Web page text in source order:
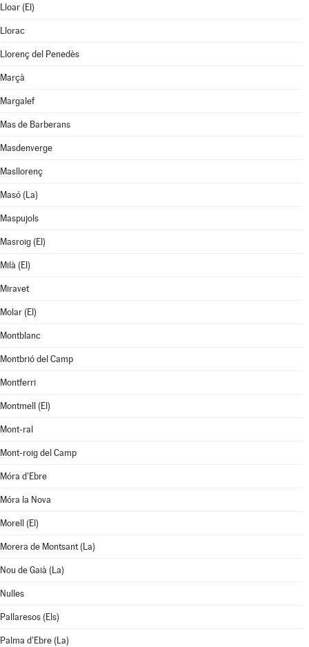
Lloar (El)
Llorac
Llorenç del Penedès
Marçà
Margalef
Mas de Barberans
Masdenverge
Masllorenç
Masó (La)
Maspujols
Masroig (El)
Milà (El)
Miravet
Molar (El)
Montblanc
Montbrió del Camp
Montferri
Montmell (El)
Mont-ral
Mont-roig del Camp
Móra d'Ebre
Móra la Nova
Morell (El)
Morera de Montsant (La)
Nou de Gaià (La)
Nulles
Pallaresos (Els)
Palma d'Ebre (La)